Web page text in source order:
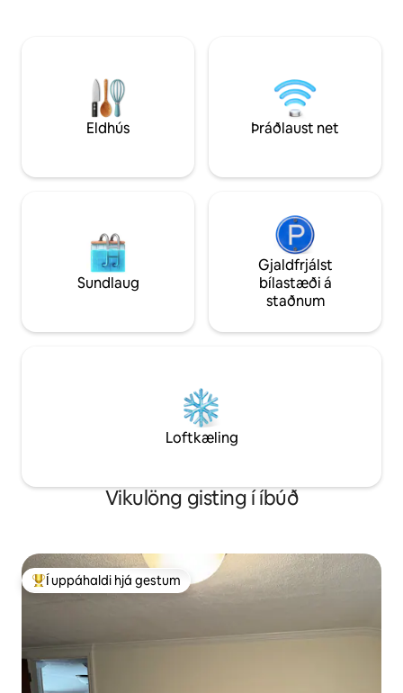
Sérhver smáatriði hefur verið hannað af
kostgæfni til að skapa innihaldsríkar
stundir og minningar sem þú munt hlýja
þér við lengi eftir að þú hefur farið.
friðsælu hverfi -
að heiman! Bókaðu heimagistingu í dag
og skapaðu
miður eru bókanir
Eldhús Þráðlaust net
Sundlaug
Gjaldfrjálst
bílastæði á
staðnum
Loftkæling
Vikulöng gisting í íbúð
Í mestu uppáhaldi hjá gestum
Í uppáhaldi hjá gestum